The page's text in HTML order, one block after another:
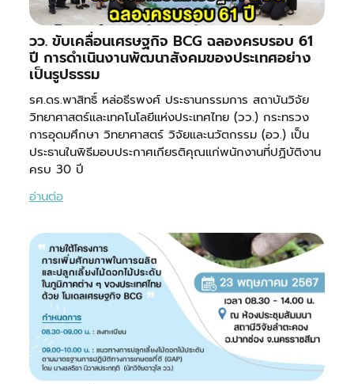
วว. ขับเคลื่อนเศรษฐกิจ BCG ฉลองครบรอบ 61
ปี การดำเนินงานพัฒนาสังคมของประเทศอย่าง
เป็นรูปธรรม
รศ.ดร.พาสิทธิ์ หล่อธีรพงศ์ ประธานกรรมการ สถาบันวิจัย
วิทยาศาสตร์และเทคโนโลยีแห่งประเทศไทย (วว.) กระทรวง
การอุดมศึกษา วิทยาศาสตร์ วิจัยและนวัตกรรม (อว.) เป็น
ประธานในพิธีมอบประกาศเกียรติคุณแก่พนักงานที่ปฏิบัติงาน
ครบ 30 ปี
อ่านต่อ